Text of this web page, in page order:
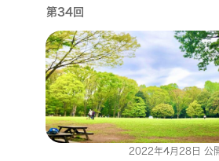
第34回
2022年4月28日 公